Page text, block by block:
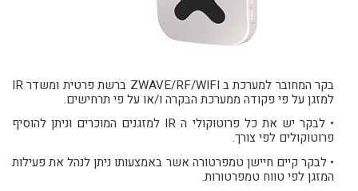
בקר המחובר למערכת ב ZWAVE/RF/WIFI ברשת פרטית ומשדר IR
למזגן על פי פקודה ממערכת הבקרה ו/או על פי תרחישים.
• לבקר יש את כל פרוטוקולי ה IR למזגנים המוכרים וניתן להוסיף
פרוטוקולים לפי צורך.
• לבקר קיים חיישן טמפרטורה אשר באמצעותו ניתן לנהל את פעילות
המזגן לפי טווח טמפרטורות.